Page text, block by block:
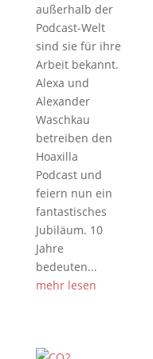
außerhalb der
Podcast-Welt
sind sie für ihre
Arbeit bekannt.
Alexa und
Alexander
Waschkau
betreiben den
Hoaxilla
Podcast und
feiern nun ein
fantastisches
Jubiläum. 10
Jahre
bedeuten...
mehr lesen